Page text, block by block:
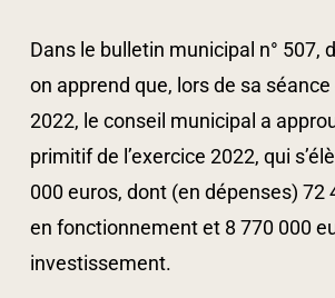
Dans le bulletin municipal n° 507,
on apprend que, lors de sa
2022, le conseil municipal a
primitif de l’exercice 2022, qui
000 euros, dont (en dépenses) 72
en fonctionnement et 8 770 000
investissement.